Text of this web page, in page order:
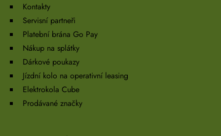
Kontakty
Servisní partneři
Platební brána Go Pay
Nákup na splátky
Dárkové poukazy
Jízdní kolo na operativní leasing
Elektrokola Cube
Prodávané značky